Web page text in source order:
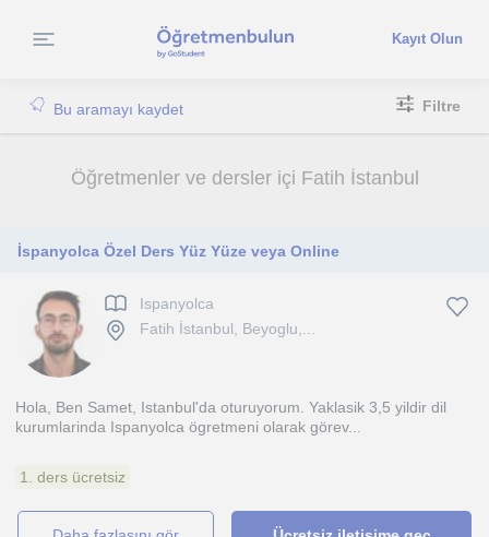
Kayıt Olun
Bu aramayı kaydet Filtre
Öğretmenler ve dersler içi Fatih İstanbul
İspanyolca Özel Ders Yüz Yüze veya Online
Ispanyolca
Fatih İstanbul, Beyoglu,...
Hola, Ben Samet, Istanbul'da oturuyorum. Yaklasik 3,5 yildir dil
kurumlarinda Ispanyolca ögretmeni olarak görev...
1. ders ücretsiz